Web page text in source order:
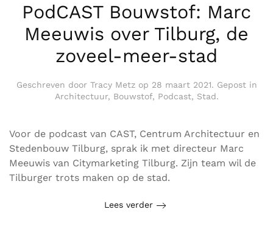
PodCAST Bouwstof: Marc
Meeuwis over Tilburg, de
zoveel-meer-stad
Geschreven door Tracy Metzop 28 maart 2021. Gepost in
Architectuur, Bouwstof, Podcast, Stad.
Voor de podcast van CAST, Centrum Architectuur en
Stedenbouw Tilburg, sprak ik met directeur Marc
Meeuwis van Citymarketing Tilburg. Zijn team wil de
Tilburger trots maken op de stad.
Lees verder